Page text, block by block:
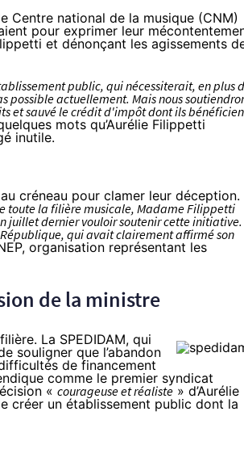
Centre national de la musique (CNM)
pour exprimer leur
et dénonçant les agissements
public, qui nécessiterait, en plus
possible actuellement. Mais nous
et sauvé le crédit d'impôt dont ils
mots qu’Aurélie Filippetti
inutile.
créneau pour clamer leur déception.
toute la filière musicale, Madame Filippetti
juillet dernier vouloir soutenir cette initiative.
qui avait clairement affirmé son
organisation représentant les
de la ministre
La SPEDIDAM, qui
souligner que l’abandon
de financement
comme le premier syndicat
« courageuse et réaliste » d’Aurélie
créer un établissement public dont la